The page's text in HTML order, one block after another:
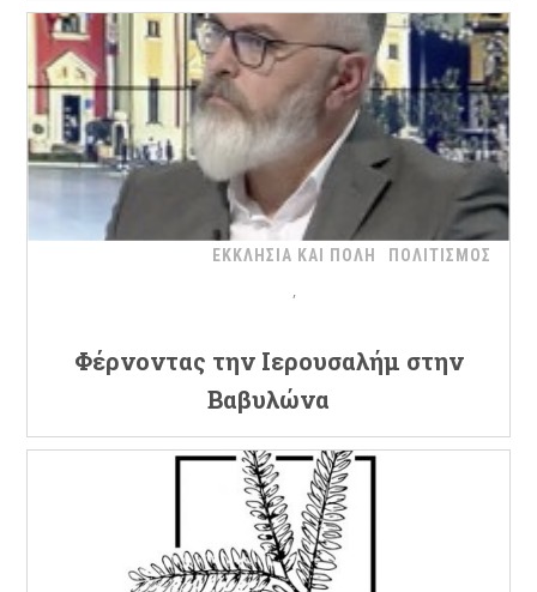
ΕΚΚΛΗΣΙΑ ΚΑΙ ΠΟΛΗ ΠΟΛΙΤΙΣΜΟΣ
Φέρνοντας την Ιερουσαλήμ στην
Βαβυλώνα